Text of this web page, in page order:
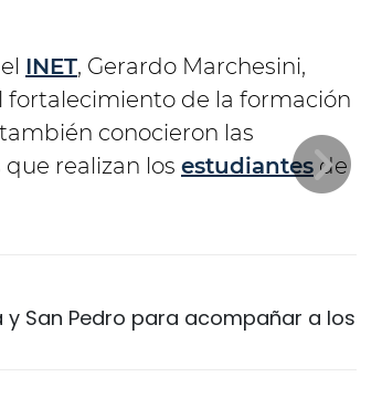
INET, Gerardo Marchesini,
de la formación
conocieron las
realizan los estudiantes de
San Pedro para acompañar a los